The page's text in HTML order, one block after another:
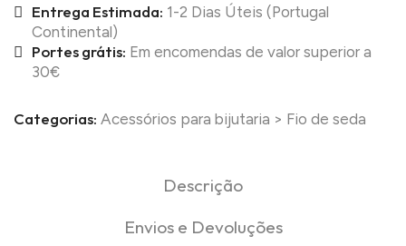
Entrega Estimada: 1-2 Dias Úteis (Portugal
Continental)
Portes grátis: Em encomendas de valor superior a
30€
Categorias: Acessórios para bijutaria > Fio de seda
Descrição
Envios e Devoluções